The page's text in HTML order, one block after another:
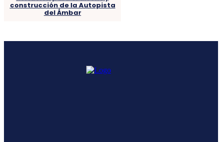
construcción de la Autopista
del Ámbar